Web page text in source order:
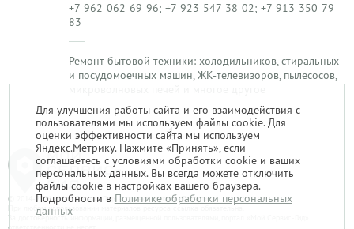
+7-962-062-69-96; +7-923-547-38-02; +7-913-350-79-
83
Ремонт бытовой техники: холодильников, стиральных
и посудомоечных машин, ЖК-телевизоров, пылесосов,
микроволновых печей и многое другое
1
© 2014-2026. «Мой Сервис-Гид» – проект группы «Текарт».
При любом использовании материалов ресурса ссылка обязательна.
За достоверность информации, размещенной пользователями, портал «Мой Сервис-Гид»
Для улучшения работы сайта и его взаимодействия с
пользователями мы используем файлы cookie. Для
оценки эффективности сайта мы используем
Яндекс.Метрику. Нажмите «Принять», если
соглашаетесь с условиями обработки cookie и ваших
персональных данных. Вы всегда можете отключить
файлы cookie в настройках вашего браузера.
Подробности в Политике обработки персональных
данных